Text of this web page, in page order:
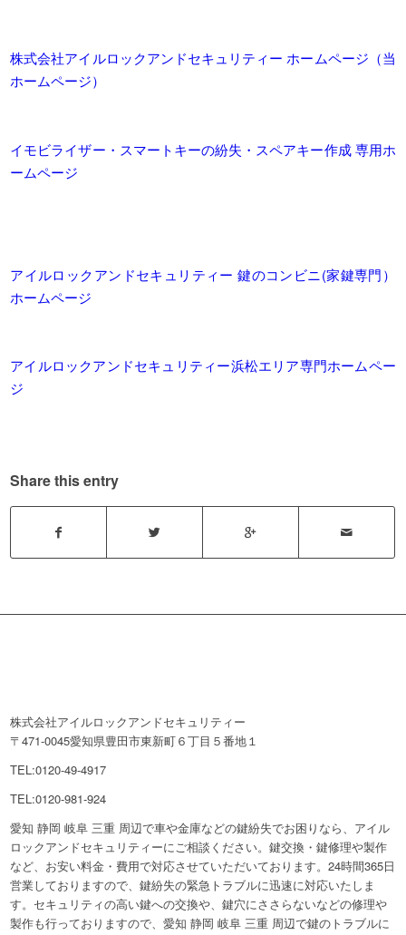
株式会社アイルロックアンドセキュリティー ホームページ（当
ホームページ）
イモビライザー・スマートキーの紛失・スペアキー作成 専用ホ
ームページ
アイルロックアンドセキュリティー 鍵のコンビニ(家鍵専門）
ホームページ
アイルロックアンドセキュリティー浜松エリア専門ホームペー
ジ
Share this entry
株式会社アイルロックアンドセキュリティー
〒471-0045愛知県豊田市東新町６丁目５番地１
TEL:0120-49-4917
TEL:0120-981-924
愛知 静岡 岐阜 三重 周辺で車や金庫などの鍵紛失でお困りなら、アイル
ロックアンドセキュリティーにご相談ください。鍵交換・鍵修理や製作
など、お安い料金・費用で対応させていただいております。24時間365日
営業しておりますので、鍵紛失の緊急トラブルに迅速に対応いたしま
す。セキュリティの高い鍵への交換や、鍵穴にささらないなどの修理や
製作も行っておりますので、愛知 静岡 岐阜 三重 周辺で鍵のトラブルに